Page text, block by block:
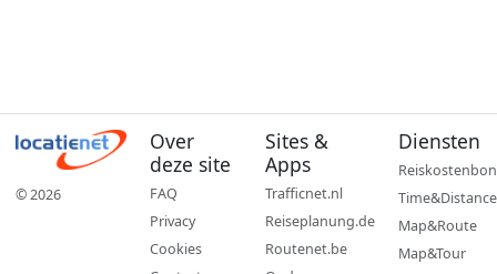
© 2026
Over
deze site
FAQ
Privacy
Cookies
Sites &
Apps
Trafficnet.nl
Reiseplanung.de
Routenet.be
Diensten
Reiskostenbon
Time&Distance
Map&Route
Map&Tour